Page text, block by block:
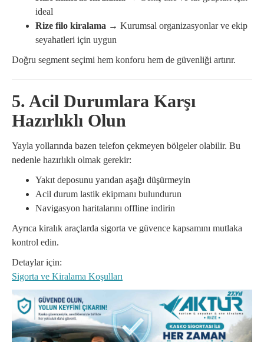
ideal
Rize filo kiralama → Kurumsal organizasyonlar ve ekip
seyahatleri için uygun
Doğru segment seçimi hem konforu hem de güvenliği artırır.
5. Acil Durumlara Karşı
Hazırlıklı Olun
Yayla yollarında bazen telefon çekmeyen bölgeler olabilir. Bu
nedenle hazırlıklı olmak gerekir:
Yakıt deposunu yarıdan aşağı düşürmeyin
Acil durum lastik ekipmanı bulundurun
Navigasyon haritalarını offline indirin
Ayrıca kiralık araçlarda sigorta ve güvence kapsamını mutlaka
kontrol edin.
Detaylar için:
Sigorta ve Kiralama Koşulları